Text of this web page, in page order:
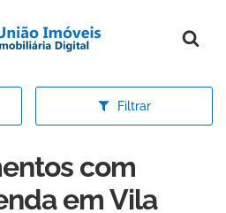
inicial
Filtrar
com
em Vila